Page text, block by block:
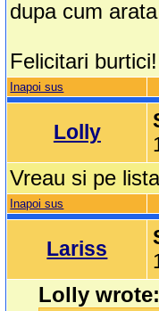
dupa cum
Felicitari burtici!
Inapoi sus
Lolly
Vreau si pe
Inapoi sus
Lariss
Lolly wrote: